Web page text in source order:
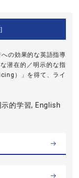
の効果的な英語指導
潜在的／明示的な指
）」を得て、ライ
的学習, English